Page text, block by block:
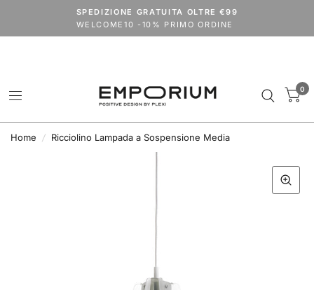
SPEDIZIONE GRATUITA OLTRE €99
WELCOME10 -10% PRIMO ORDINE
Spedizioni dal 24 agosto.
VACANZE2026extra 15% su tutto il catalogo (outlet escluso)
0
Home / Ricciolino Lampada a Sospensione Media